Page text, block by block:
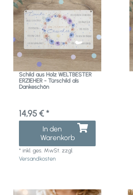
Schild aus Holz WELTBESTER
ERZIEHER - Türschild als
Dankeschön
14,95 € *
In den
Warenkorb
*inkl. ges. MwSt. zzgl.
Versandkosten